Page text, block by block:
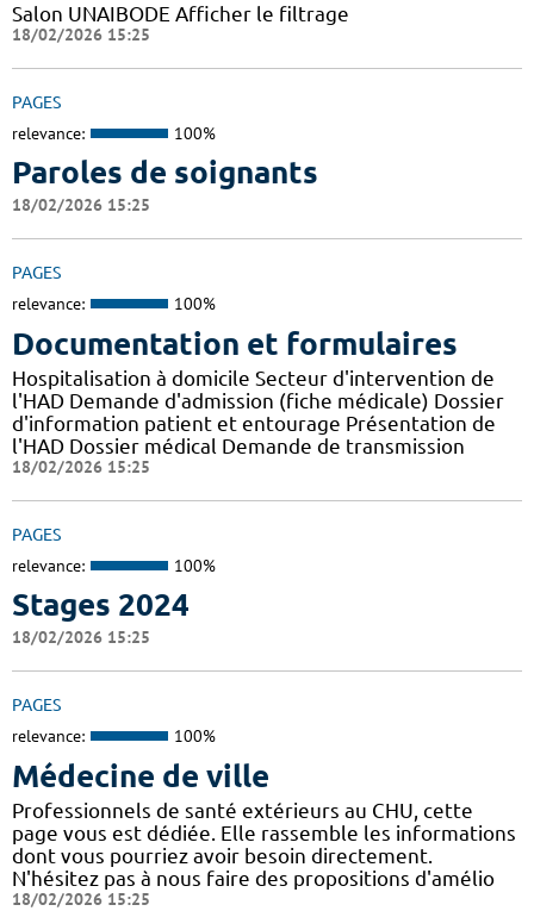
Salon UNAIBODE Afficher le filtrage
18/02/2026 15:25
PAGES
relevance: 100%
Paroles de soignants
18/02/2026 15:25
PAGES
relevance: 100%
Documentation et formulaires
Hospitalisation à domicile Secteur d'intervention de
l'HAD Demande d'admission (fiche médicale) Dossier
d'information patient et entourage Présentation de
l'HAD Dossier médical Demande de transmission
18/02/2026 15:25
PAGES
relevance: 100%
Stages 2024
18/02/2026 15:25
PAGES
relevance: 100%
Médecine de ville
Professionnels de santé extérieurs au CHU, cette
page vous est dédiée. Elle rassemble les informations
dont vous pourriez avoir besoin directement.
N'hésitez pas à nous faire des propositions d'amélio
18/02/2026 15:25